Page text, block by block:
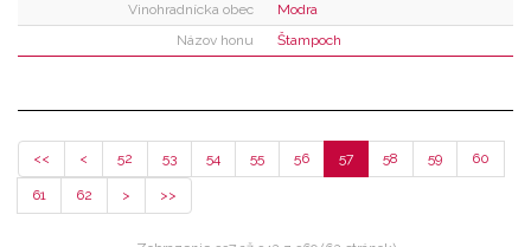
Vinohradnícka obec
Modra
Názov honu
Štampoch
<< < 52 53 54 55 56 57 58 59 60
61 62 > >>